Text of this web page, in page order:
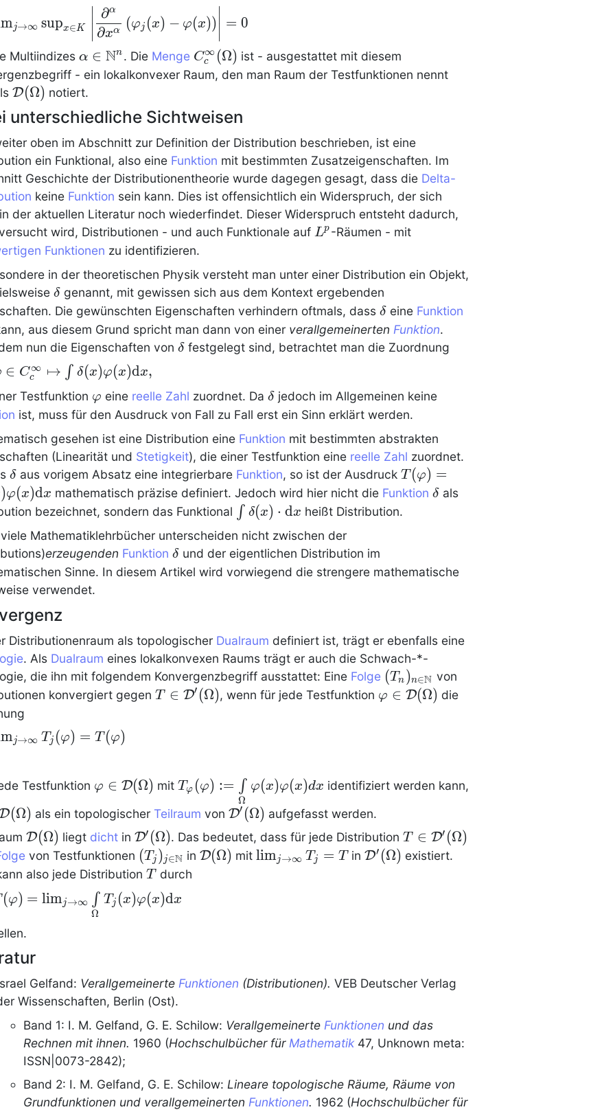
\Omega
\rightarrow
\sup_{x\in K}
x^\alpha}
\phi_j (x) -
\right) \right| =
j→∞ supx∈K
∣
∣
∂xα
∂α
(φj (x) − φ(x))
∣
∣
= 0
Multiindizes \alpha
\in
\N^n
α ∈ Nn . Die Menge C_c^\infty(\Omega)
Cc
∞ (Ω) ist - ausgestattet mit diesem
- ein lokalkonvexer Raum, den man Raum der Testfunktionen nennt
{\mathcal
D}
(\Omega)
D(Ω) notiert.
unterschiedliche Sichtweisen
oben im Abschnitt zur Definition der Distribution beschrieben, ist eine
ein Funktional, also eine Funktion mit bestimmten Zusatzeigenschaften. Im
Geschichte der Distributionentheorie wurde dagegen gesagt, dass die Delta-
keine Funktion sein kann. Dies ist offensichtlich ein Widerspruch, der sich
der aktuellen Literatur noch wiederfindet. Dieser Widerspruch entsteht dadurch,
wird, Distributionen - und auch Funktionale auf L^p
Lp -Räumen - mit
Funktionen zu identifizieren.
in der theoretischen Physik versteht man unter einer Distribution ein Objekt,
\delta
δgenannt, mit gewissen sich aus dem Kontext ergebenden
Die gewünschten Eigenschaften verhindern oftmals, dass \delta
δeine Funktion
aus diesem Grund spricht man dann von einer verallgemeinerten Funktion.
nun die Eigenschaften von \delta
δfestgelegt sind, betrachtet man die Zuordnung
\in
∈ Cc
∞ ↦ ∫ δ(x)φ(x)dx,
Testfunktion \phi
φ eine reelle Zahl zuordnet. Da \delta
δjedoch im Allgemeinen keine
ist, muss für den Ausdruck von Fall zu Fall erst ein Sinn erklärt werden.
gesehen ist eine Distribution eine Funktion mit bestimmten abstrakten
(Linearität und Stetigkeit), die einer Testfunktion eine reelle Zahl zuordnet.
\delta
δaus vorigem Absatz eine integrierbare Funktion, so ist der Ausdruck \textstyle
T(\phi) =
T (φ) =
)φ(x)dx mathematisch präzise definiert. Jedoch wird hier nicht die Funktion \delta
δ als
bezeichnet, sondern das Funktional \textstyle
\int\limits
\delta(x)
\cdot
\mathrm{d}x
∫ δ(x) ⋅ dx heißt Distribution.
Mathematiklehrbücher unterscheiden nicht zwischen der
erzeugenden Funktion \delta
δund der eigentlichen Distribution im
Sinne. In diesem Artikel wird vorwiegend die strengere mathematische
verwendet.
Distributionenraum als topologischer Dualraum definiert ist, trägt er ebenfalls eine
. Als Dualraum eines lokalkonvexen Raums trägt er auch die Schwach-*-
die ihn mit folgendem Konvergenzbegriff ausstattet: Eine Folge (T_n)_{n
\in \N}
(T n )n∈N von
konvergiert gegen T \in
T ∈ D′ (Ω), wenn für jede Testfunktion \phi \in
φ ∈ D(Ω) die
=
j→∞ T j (φ) = T (φ)
Testfunktion \varphi\in\mathcal{D}
φ ∈ D(Ω) mit\textstyle T_\varphi(\phi) :=
\int\limits_{\Omega}\varphi(x)\phi(x)dx
Tφ (φ) :=
Ω
∫ φ(x)φ(x)dx identifiziert werden kann,
(\Omega)
(Ω) als ein topologischer Teilraum von \mathcal{D}'(\Omega)
D′ (Ω) aufgefasst werden.
\mathcal{D}
(\Omega)
D(Ω) liegt dichtin \mathcal{D}'(\Omega)
D′ (Ω). Das bedeutet, dass für jede Distribution T \in
\mathcal{D}'(\Omega)
T ∈ D′ (Ω)
von Testfunktionen (T_j)_{j
\in \N}
(T j )j∈N in \mathcal{D}
D(Ω) mit\textstyle
limj→∞ T j = T in\mathcal{D}'(\Omega)
D′ (Ω) existiert.
also jede Distribution T
T durch
= \lim_{j \to
\phi(x)
x
(φ) = limj→∞
Ω
∫ T j (x)φ(x)dx
Gelfand: Verallgemeinerte Funktionen (Distributionen). VEB Deutscher Verlag
Wissenschaften, Berlin (Ost).
Band 1: I. M. Gelfand, G. E. Schilow: Verallgemeinerte Funktionen und das
Rechnen mit ihnen. 1960 (Hochschulbücher für Mathematik47, Unknown meta:
ISSN|0073-2842);
Band 2: I. M. Gelfand, G. E. Schilow: Lineare topologische Räume, Räume von
Grundfunktionen und verallgemeinerten Funktionen. 1962 (Hochschulbücher für